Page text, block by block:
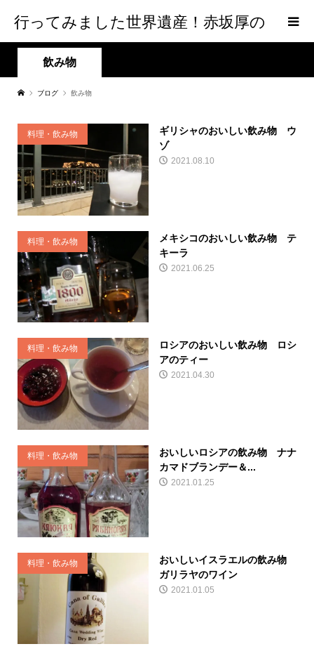
行ってみました世界遺産！赤坂厚の
world Heritage
飲み物
ブログ 飲み物
料理・飲み物
ギリシャのおいしい飲み物 ウ
ゾ
2021.08.10
料理・飲み物
メキシコのおいしい飲み物 テ
キーラ
2021.06.25
料理・飲み物
ロシアのおいしい飲み物 ロシ
アのティー
2021.04.30
料理・飲み物
おいしいロシアの飲み物 ナナ
カマドブランデー＆...
2021.01.25
料理・飲み物
おいしいイスラエルの飲み物
ガリラヤのワイン
2021.01.05